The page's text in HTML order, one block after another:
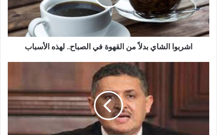
اشربوا الشاي بدلاً من القهوة في الصباح.. لهذه الأسباب